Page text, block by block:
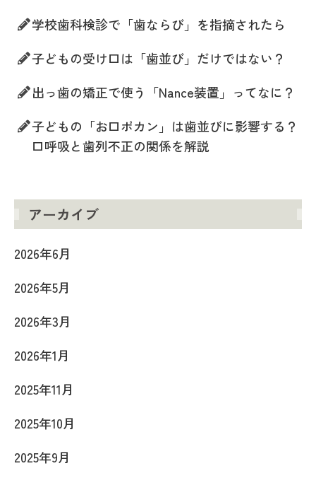
学校歯科検診で「歯ならび」を指摘されたら
子どもの受け口は「歯並び」だけではない？
出っ歯の矯正で使う「Nance装置」ってなに？
子どもの「お口ポカン」は歯並びに影響する？
口呼吸と歯列不正の関係を解説
アーカイブ
2026年6月
2026年5月
2026年3月
2026年1月
2025年11月
2025年10月
2025年9月